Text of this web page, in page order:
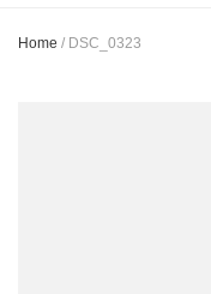
Home / DSC_0323